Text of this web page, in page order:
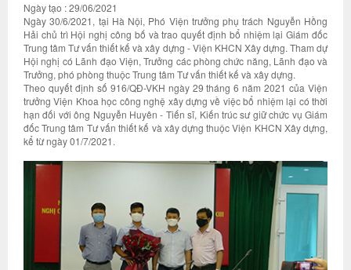
Ngày tạo : 29/06/2021
Ngày 30/6/2021, tại Hà Nội, Phó Viện trưởng phụ trách Nguyễn Hồng
Hải chủ trì Hội nghị công bố và trao quyết định bổ nhiệm lại Giám đốc
Trung tâm Tư vấn thiết kế và xây dựng - Viện KHCN Xây dựng. Tham dự
Hội nghị có Lãnh đạo Viện, Trưởng các phòng chức năng, Lãnh đạo và
Trưởng, phó phòng thuộc Trung tâm Tư vấn thiết kế và xây dựng.
Theo quyết định số 916/QĐ-VKH ngày 29 tháng 6 năm 2021 của Viện
trưởng Viện Khoa học công nghệ xây dựng về việc bổ nhiệm lại có thời
hạn đối với ông Nguyễn Huyên - Tiến sĩ, Kiến trúc sư giữ chức vụ Giám
đốc Trung tâm Tư vấn thiết kế và xây dựng thuộc Viện KHCN Xây dựng,
kể từ ngày 01/7/2021.